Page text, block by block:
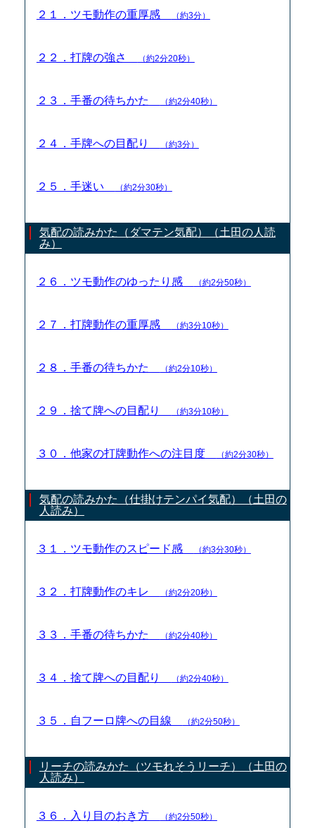
２１．ツモ動作の重厚感 （約3分）
２２．打牌の強さ （約2分20秒）
２３．手番の待ちかた （約2分40秒）
２４．手牌への目配り （約3分）
２５．手迷い （約2分30秒）
気配の読みかた（ダマテン気配）（土田の人読
み）
２６．ツモ動作のゆったり感 （約2分50秒）
２７．打牌動作の重厚感 （約3分10秒）
２８．手番の待ちかた （約2分10秒）
２９．捨て牌への目配り （約3分10秒）
３０．他家の打牌動作への注目度 （約2分30秒）
気配の読みかた（仕掛けテンパイ気配）（土田の
人読み）
３１．ツモ動作のスピード感 （約3分30秒）
３２．打牌動作のキレ （約2分20秒）
３３．手番の待ちかた （約2分40秒）
３４．捨て牌への目配り （約2分40秒）
３５．自フーロ牌への目線 （約2分50秒）
リーチの読みかた（ツモれそうリーチ）（土田の
人読み）
３６．入り目のおき方 （約2分50秒）